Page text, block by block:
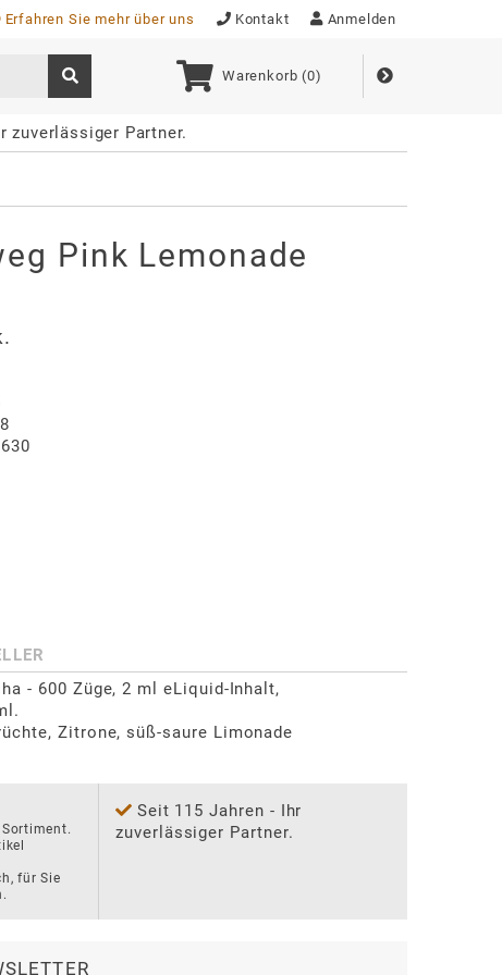
Erfahren Sie mehr über uns Kontakt Anmelden
Warenkorb (0)
zuverlässiger Partner.
Pink Lemonade
- 600 Züge, 2 ml eLiquid-Inhalt,
Zitrone, süß-saure Limonade
für Sie
Seit 115 Jahren - Ihr
zuverlässiger Partner.